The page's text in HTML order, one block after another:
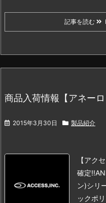
記事を読む
商品入荷情報【アネー
2015年3月30日 製品紹介
【アク
確定!!
ン)シリ
ックポ